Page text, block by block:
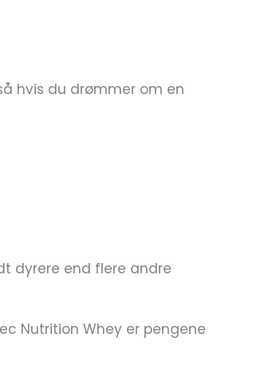
hvis du drømmer om en
dyrere end flere andre
Nutrition Whey er pengene